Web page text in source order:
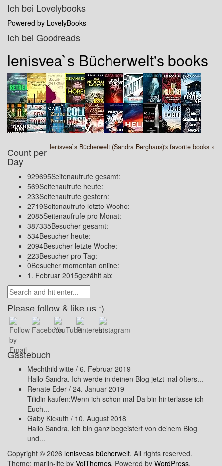
Ich bei Lovelybooks
Powered by LovelyBooks
Ich bei Goodreads
lenisvea`s Bücherwelt's books
lenisvea`s Bücherwelt (Sandra Berghaus)'s favorite books »
Count per
Day
929695Seitenaufrufe gesamt:
569Seitenaufrufe heute:
233Seitenaufrufe gestern:
2719Seitenaufrufe letzte Woche:
2085Seitenaufrufe pro Monat:
387335Besucher gesamt:
534Besucher heute:
2094Besucher letzte Woche:
223Besucher pro Tag:
0Besucher momentan online:
1. Februar 2015gezählt ab:
Please follow & like us :)
Gästebuch
Mechthild witte / 6. Februar 2019
Hallo Sandra. Ich werde in deinen Blog jetzt mal öfters...
Renate Eder / 24. Januar 2019
Tilidin kaufen:Wenn ich schon mal Da bin hinterlasse ich
Euch...
Gaby Kickuth / 10. August 2018
Hallo Sandra, ich bin ganz begeistert von deinem Blog
und...
Copyright © 2026 lenisveas bücherwelt. All rights reserved.
Theme: marlin-lite by VolThemes. Powered by WordPress.